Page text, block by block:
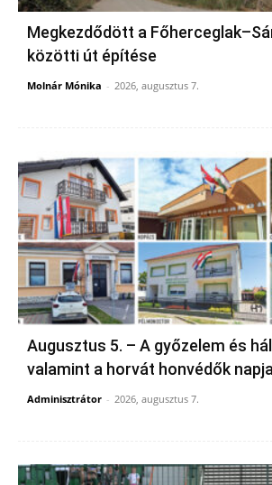
Megkezdődött a
közötti út építése
Molnár Mónika - 2026, augusztus 7.
Augusztus 5. – A győzelem és
valamint a horvát honvédők napja
Adminisztrátor - 2026, augusztus 7.